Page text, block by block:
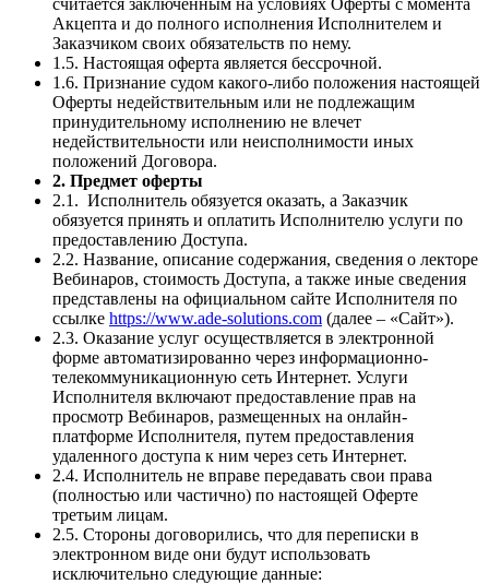
Акцепта и до полного исполнения Исполнителем и
Заказчиком своих обязательств по нему.
1.5. Настоящая оферта является бессрочной.
1.6. Признание судом какого-либо положения настоящей
Оферты недействительным или не подлежащим
принудительному исполнению не влечет
недействительности или неисполнимости иных
положений Договора.
2. Предмет оферты
2.1. Исполнитель обязуется оказать, а Заказчик
обязуется принять и оплатить Исполнителю услуги по
предоставлению Доступа.
2.2. Название, описание содержания, сведения о лекторе
Вебинаров, стоимость Доступа, а также иные сведения
представлены на официальном сайте Исполнителя по
ссылке https://www.ade-solutions.com (далее – «Сайт»).
2.3. Оказание услуг осуществляется в электронной
форме автоматизированно через информационно-
телекоммуникационную сеть Интернет. Услуги
Исполнителя включают предоставление прав на
просмотр Вебинаров, размещенных на онлайн-
платформе Исполнителя, путем предоставления
удаленного доступа к ним через сеть Интернет.
2.4. Исполнитель не вправе передавать свои права
(полностью или частично) по настоящей Оферте
третьим лицам.
2.5. Стороны договорились, что для переписки в
электронном виде они будут использовать
исключительно следующие данные: